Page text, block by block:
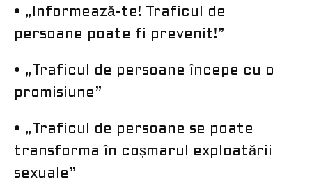
• „Informează-te! Traficul de
persoane poate fi prevenit!”
• „Traficul de persoane începe cu o
promisiune”
• „Traficul de persoane se poate
transforma în coșmarul exploatării
sexuale”